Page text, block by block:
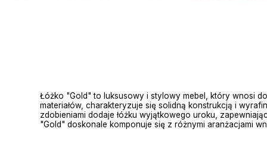
Łóżko "Gold" to luksusowy i stylowy mebel, który wnosi
materiałów, charakteryzuje się solidną konstrukcją i
zdobieniami dodaje łóżku wyjątkowego uroku,
"Gold" doskonale komponuje się z różnymi aranżacjami